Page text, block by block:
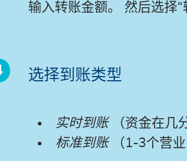
输入转账金额。 然后选择“
选择到账类型
实时到账
（资金在几
标准到账
（1-3个营